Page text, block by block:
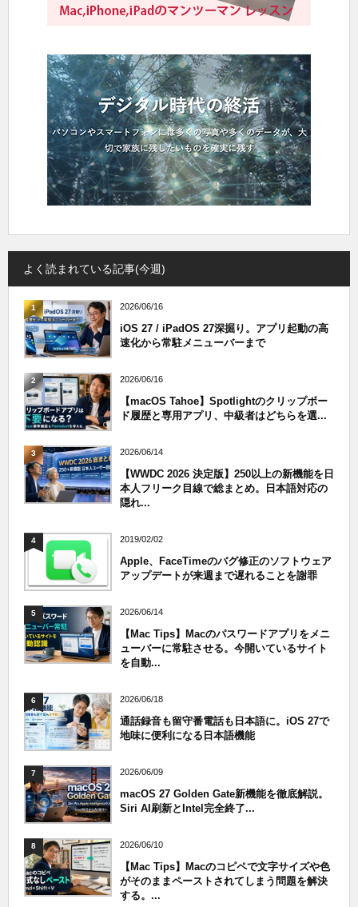
よく読まれている記事(今週)
1 2026/06/16
iOS 27 / iPadOS 27深掘り。アプリ起動の高
速化から常駐メニューバーまで
2 2026/06/16
【macOS Tahoe】Spotlightのクリップボー
ド履歴と専用アプリ、中級者はどちらを選...
3 2026/06/14
【WWDC 2026 決定版】250以上の新機能を日
本人フリーク目線で総まとめ。日本語対応の
隠れ...
4 2019/02/02
Apple、FaceTimeのバグ修正のソフトウェア
アップデートが来週まで遅れることを謝罪
5 2026/06/14
【Mac Tips】Macのパスワードアプリをメニ
ューバーに常駐させる。今開いているサイト
を自動...
6 2026/06/18
通話録音も留守番電話も日本語に。iOS 27で
地味に便利になる日本語機能
7 2026/06/09
macOS 27 Golden Gate新機能を徹底解説。
Siri AI刷新とIntel完全終了...
8 2026/06/10
【Mac Tips】Macのコピペで文字サイズや色
がそのままペーストされてしまう問題を解決
する。...